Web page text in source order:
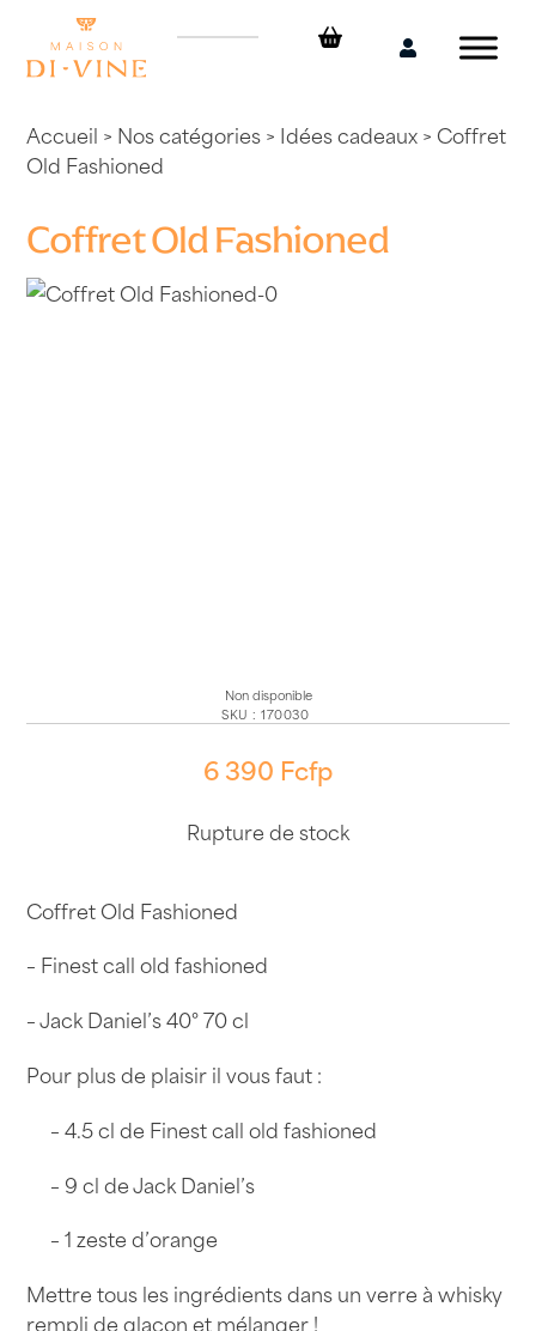
content
Mon
Accueil > Nos catégories> Idées cadeaux> Coffret
Old Fashioned
Coffret Old Fashioned
Non disponible
SKU : 170030
6 390 Fcfp
Rupture de stock
Coffret Old Fashioned
– Finest call old fashioned
– Jack Daniel’s 40° 70 cl
Pour plus de plaisir il vous faut :
– 4.5 cl de Finest call old fashioned
– 9 cl de Jack Daniel’s
– 1 zeste d’orange
Mettre tous les ingrédients dans un verre à whisky
rempli de glaçon et mélanger !